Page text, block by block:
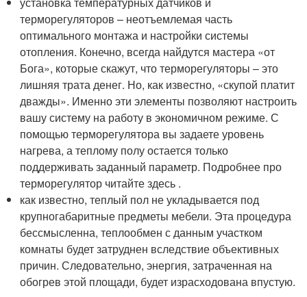
терморегуляторов – неотъемлемая часть
оптимального монтажа и настройки системы
отопления. Конечно, всегда найдутся мастера «от
Бога», которые скажут, что терморегуляторы – это
лишняя трата денег. Но, как известно, «скупой платит
дважды». Именно эти элементы позволяют настроить
вашу систему на работу в экономичном режиме. С
помощью терморегулятора вы задаете уровень
нагрева, а теплому полу остается только
поддерживать заданный параметр. Подробнее про
терморегулятор читайте здесь .
как известно, теплый пол не укладывается под
крупногабаритные предметы мебели. Эта процедура
бессмысленна, теплообмен с данным участком
комнаты будет затруднен вследствие объективных
причин. Следовательно, энергия, затраченная на
обогрев этой площади, будет израсходована впустую.